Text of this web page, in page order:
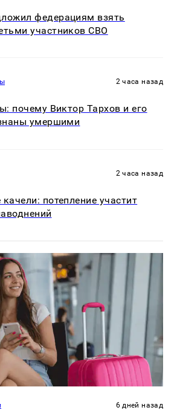
федерациям взять
участников СВО
2 часа назад
почему Виктор Тархов и его
умершими
2 часа назад
потепление участит
6 дней назад